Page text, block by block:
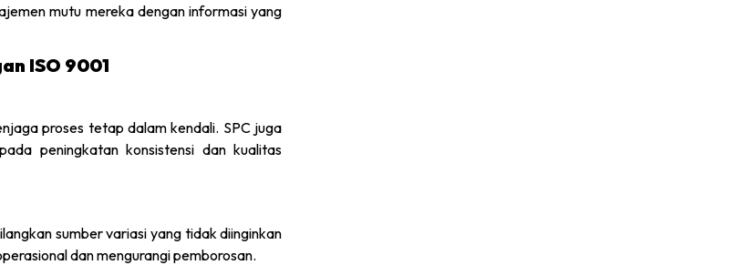
mutu mereka dengan informasi yang
ISO 9001
proses tetap dalam kendali. SPC juga
peningkatan konsistensi dan kualitas
sumber variasi yang tidak diinginkan
dan mengurangi pemborosan.